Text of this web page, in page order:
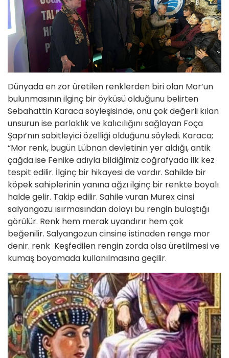
Dünyada en zor üretilen renklerden biri olan Mor’un
bulunmasının ilginç bir öyküsü olduğunu belirten
Sebahattin Karaca söyleşisinde, onu çok değerli kılan
unsurun ise parlaklık ve kalıcılığını sağlayan Foça
Şapı’nın sabitleyici özelliği olduğunu söyledi. Karaca;
“Mor renk, bugün Lübnan devletinin yer aldığı, antik
çağda ise Fenike adıyla bildiğimiz coğrafyada ilk kez
tespit edilir. İlginç bir hikayesi de vardır. Sahilde bir
köpek sahiplerinin yanına ağzı ilginç bir renkte boyalı
halde gelir. Takip edilir. Sahile vuran Murex cinsi
salyangozu ısırmasından dolayı bu rengin bulaştığı
görülür. Renk hem merak uyandırır hem çok
beğenilir. Salyangozun cinsine istinaden renge mor
denir. renk Keşfedilen rengin zorda olsa üretilmesi ve
kumaş boyamada kullanılmasına geçilir.